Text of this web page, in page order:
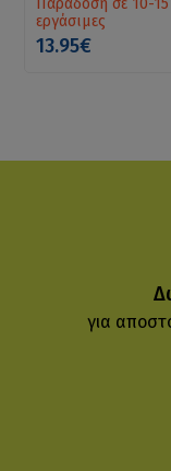
Παράδοση σε 10-15
εργάσιμες
13.95€
για